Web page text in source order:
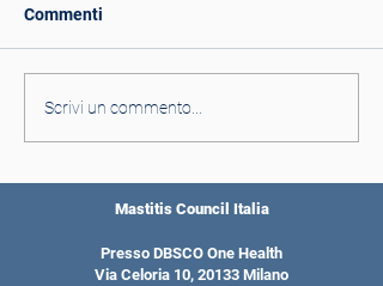
La sostenibilità deve
essere un impegno
Commenti
Scrivi un commento...
Mastitis Council Italia
Presso DBSCO One Health
Via Celoria 10, 20133 Milano